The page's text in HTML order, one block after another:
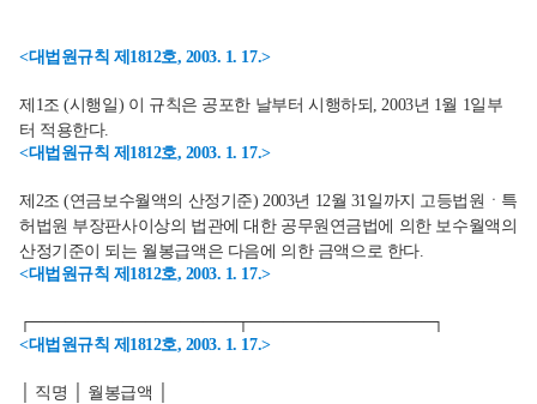
<대법원규칙 제1812호, 2003. 1. 17.>
제1조 (시행일) 이 규칙은 공포한 날부터 시행하되, 2003년 1월 1일부
터 적용한다.
<대법원규칙 제1812호, 2003. 1. 17.>
제2조 (연금보수월액의 산정기준) 2003년 12월 31일까지 고등법원ㆍ특
허법원 부장판사이상의 법관에 대한 공무원연금법에 의한 보수월액의
산정기준이 되는 월봉급액은 다음에 의한 금액으로 한다.
<대법원규칙 제1812호, 2003. 1. 17.>
┌──────────────────┬────────────────┐
<대법원규칙 제1812호, 2003. 1. 17.>
│ 직명 │ 월봉급액 │